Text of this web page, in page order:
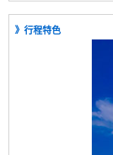
》行程特色